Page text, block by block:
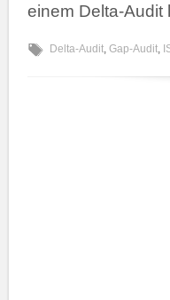
einem Delta-
Delta-Audit, Gap-Audit,